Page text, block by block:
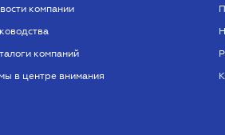
компании
компаний
в центре внимания